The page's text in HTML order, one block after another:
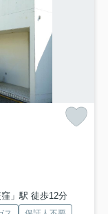
」駅 徒歩12分